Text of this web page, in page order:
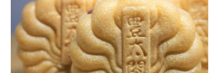
豊臣秀吉と名古屋の関係
秀吉関連 史跡 一覧
秀吉グルメ・土産 一覧